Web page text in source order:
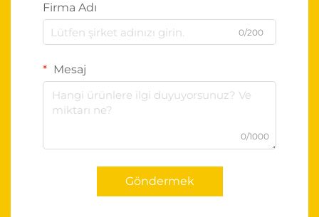
Firma Adı
0/200
Mesaj
0/1000
Göndermek